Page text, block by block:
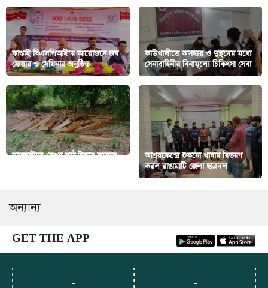
কাপ্তাই বিএসপিআই’র আয়োজনে জব
ফেয়ার ও সেমিনার অনুষ্ঠিত
কাউখালীতে অসহায় ও দুস্থদের মধ্যে
সেনাবাহিনীর বিনামূল্যে চিকিৎসা সেবা
রাজস্থলীতে সেগুন কাঠ উদ্ধার করেছে
আশ্রয়কেন্দ্রে শুকনো খাবার বিতরণ
করল রাঙামাটি জেলা ছাত্রদল
অন্যান্য
GET THE APP
- -